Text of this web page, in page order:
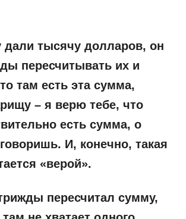
дали тысячу долларов, он
пересчитывать их и
там есть эта сумма,
– я верю тебе, что
есть сумма, о
И, конечно, такая
«верой».
пересчитал сумму,